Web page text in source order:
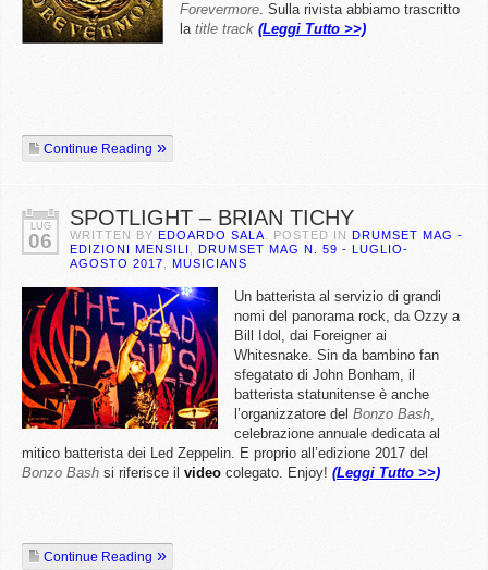
Forevermore. Sulla rivista abbiamo trascritto
la title track (Leggi Tutto >>)
Continue Reading
LUG
06
SPOTLIGHT – BRIAN TICHY
WRITTEN BY EDOARDO SALA . POSTED IN DRUMSET MAG -
EDIZIONI MENSILI
DRUMSET MAG N. 59 - LUGLIO-
AGOSTO 2017
MUSICIANS
Un batterista al servizio di grandi
nomi del panorama rock, da Ozzy a
Bill Idol, dai Foreigner ai
Whitesnake. Sin da bambino fan
sfegatato di John Bonham, il
batterista statunitense è anche
l’organizzatore del Bonzo Bash,
celebrazione annuale dedicata al
mitico batterista dei Led Zeppelin. E proprio all’edizione 2017 del
Bonzo Bash si riferisce il video colegato. Enjoy! (Leggi Tutto >>)
Continue Reading